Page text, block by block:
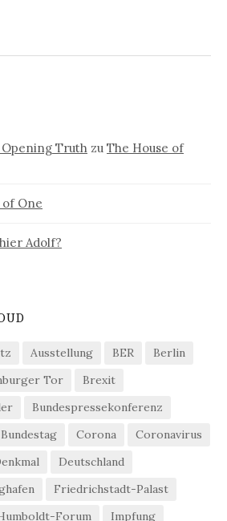
Truth zu The House of
of One
Adolf?
Ausstellung BER
Berlin
Tor
Brexit
Bundespressekonferenz
Bundestag Corona
Coronavirus
Deutschland
Friedrichstadt-Palast
Forum Impfung